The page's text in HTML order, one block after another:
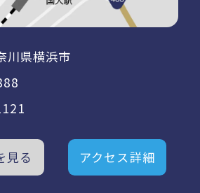
川県横浜市
見る アクセス詳細